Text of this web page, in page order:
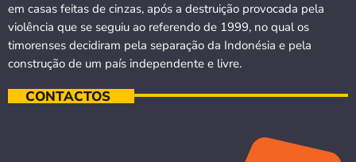
em casas feitas de cinzas, após a destruição provocada pela
violência que se seguiu ao referendo de 1999, no qual os
timorenses decidiram pela separação da Indonésia e pela
construção de um país independente e livre.
CONTACTOS